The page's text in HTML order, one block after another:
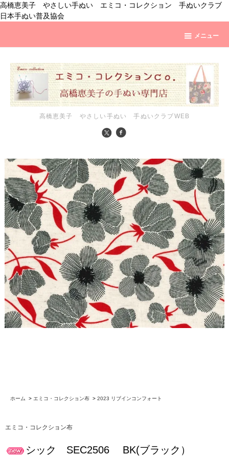
高橋恵美子 やさしい手ぬい エミコ・コレクション 手ぬいクラブ
日本手ぬい普及協会
メニュー
高橋恵美子 やさしい手ぬい 手ぬいクラブWEB
ホーム > エミコ・コレクション布 > 2023 リブインコンフォート
エミコ・コレクション布
シック SEC2506 BK(ブラック）